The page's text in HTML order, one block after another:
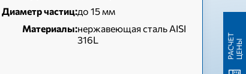
Диаметр частиц:до 15 мм
Материалы:нержавеющая сталь AISI
316L
Р
А
С
ЧЕ
Т
Ц
Е
НЫ